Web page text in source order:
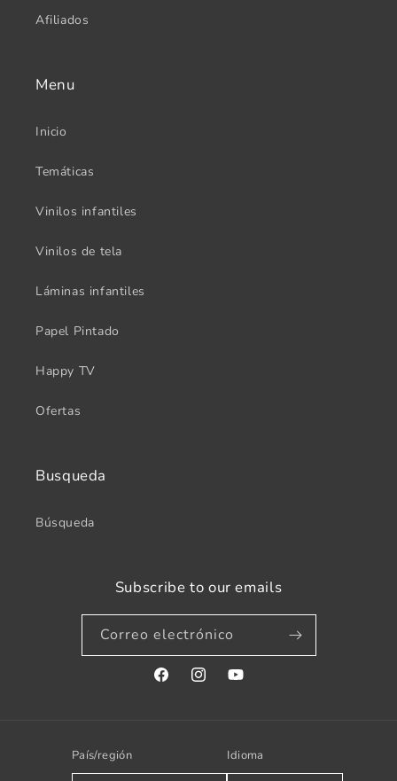
Afiliados
Menu
Inicio
Temáticas
Vinilos infantiles
Vinilos de tela
Láminas infantiles
Papel Pintado
Happy TV
Ofertas
Busqueda
Búsqueda
Subscribe to our emails
Correo electrónico
FacebookInstagramYouTube
País/región Idioma